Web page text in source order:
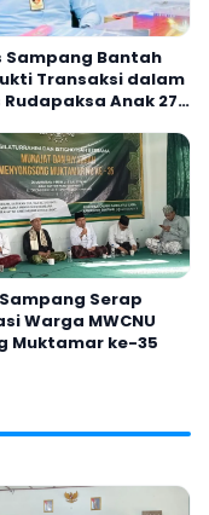
Sampang Bantah
Transaksi dalam
Rudapaksa Anak 27
Sampang Serap
Warga MWCNU
Muktamar ke-35